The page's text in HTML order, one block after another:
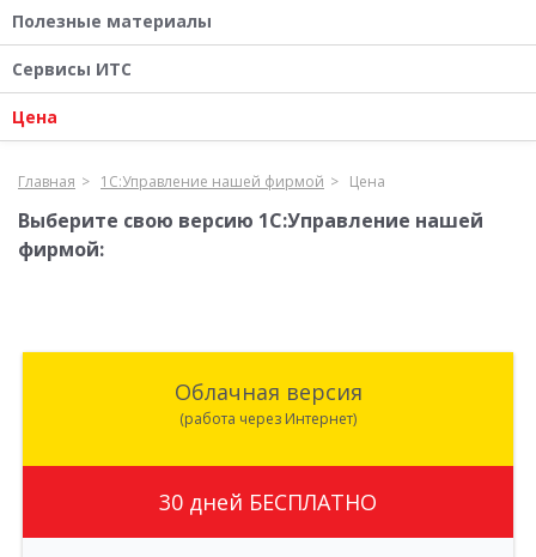
Полезные материалы
Сервисы ИТС
Цена
Главная 1С:Управление нашей фирмой Цена
Выберите свою версию 1С:Управление нашей
фирмой:
Облачная версия
(работа через Интернет)
30 дней БЕСПЛАТНО